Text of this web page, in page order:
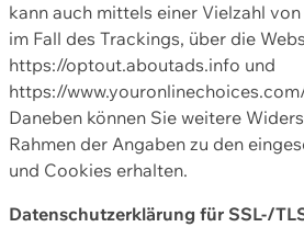
kann auch mittels einer Vielzahl
im Fall des Trackings, über die
https://optout.aboutads.info und
https://
Daneben können Sie weitere
Rahmen der Angaben zu den
und Cookies erhalten.
Datenschutzerklärung für SSL-/